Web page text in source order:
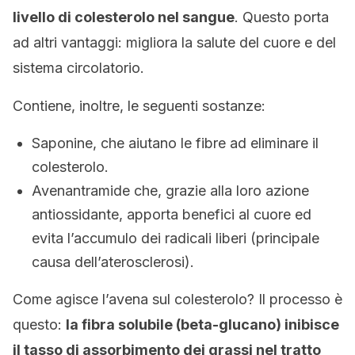
livello di colesterolo nel sangue. Questo porta
ad altri vantaggi: migliora la salute del cuore e del
sistema circolatorio.
Contiene, inoltre, le seguenti sostanze:
Saponine, che aiutano le fibre ad eliminare il
colesterolo.
Avenantramide che, grazie alla loro azione
antiossidante, apporta benefici al cuore ed
evita l’accumulo dei radicali liberi (principale
causa dell’aterosclerosi).
Come agisce l’avena sul colesterolo? Il processo è
questo: la fibra solubile (beta-glucano) inibisce
il tasso di assorbimento dei grassi nel tratto